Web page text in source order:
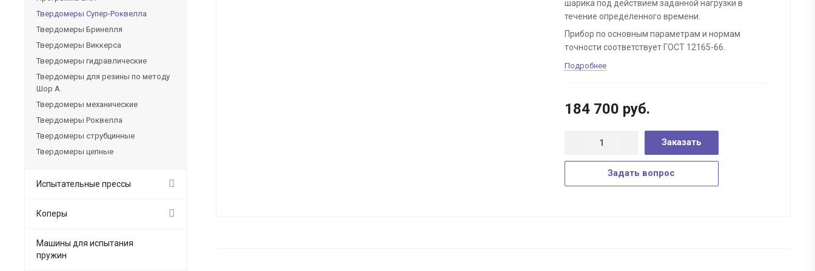
шарика под действием заданной нагрузки в
течение определенного времени.
Прибор по основным параметрам и нормам
точности соответствует ГОСТ 12165-66.
Подробнее
184 700 руб.
Заказать
Задать вопрос
Твердомеры Cупер-Роквелла
Твердомеры Бринелля
Твердомеры Виккерса
Твердомеры гидравлические
Твердомеры для резины по методу
Шор А.
Твердомеры механические
Твердомеры Роквелла
Твердомеры струбцинные
Твердомеры цепные
Испытательные прессы
Коперы
Машины для испытания
пружин